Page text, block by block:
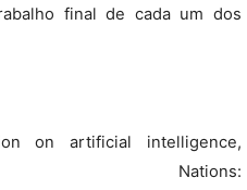
final de cada um dos
on artificial intelligence,